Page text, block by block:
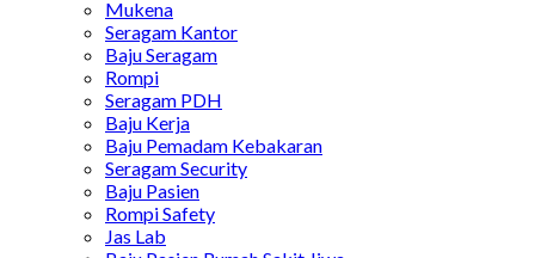
Mukena
Seragam Kantor
Baju Seragam
Rompi
Seragam PDH
Baju Kerja
Baju Pemadam Kebakaran
Seragam Security
Baju Pasien
Rompi Safety
Jas Lab